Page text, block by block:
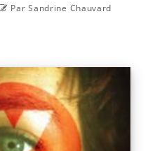
Par Sandrine Chauvard